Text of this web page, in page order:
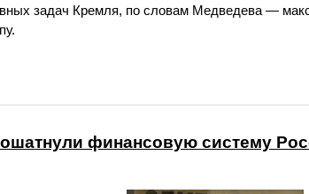
задач Кремля, по словам Медведева —
финансовую систему